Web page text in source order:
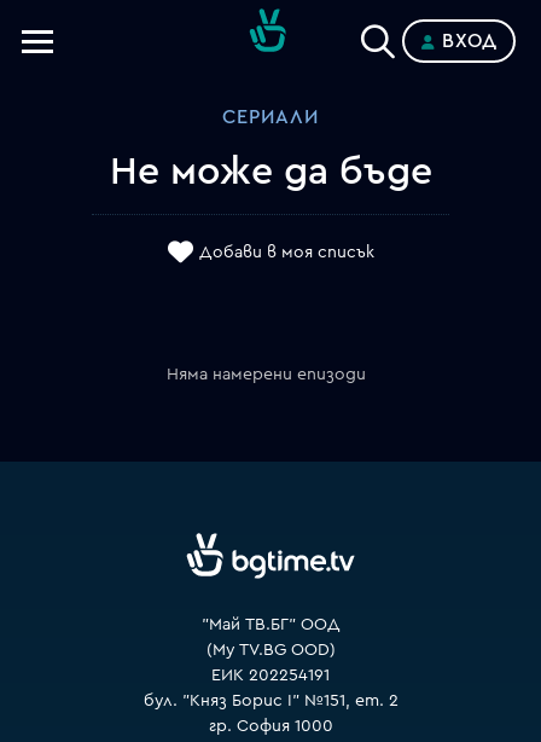
ВХОД
СЕРИАЛИ
Не може да бъде
Добави в моя списък
Няма намерени епизоди
"Май ТВ.БГ" ООД
(My TV.BG OOD)
ЕИК 202254191
бул. "Княз Борис I" №151, ет. 2
гр. София 1000